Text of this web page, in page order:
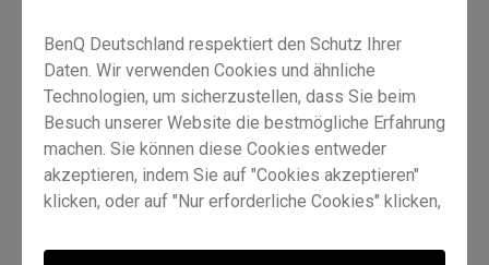
BenQ Deutschland respektiert den Schutz Ihrer
Daten. Wir verwenden Cookies und ähnliche
Technologien, um sicherzustellen, dass Sie beim
Besuch unserer Website die bestmögliche Erfahrung
machen. Sie können diese Cookies entweder
akzeptieren, indem Sie auf "Cookies akzeptieren"
klicken, oder auf "Nur erforderliche Cookies" klicken,
abzulehnen. Sie können Ihre Cookie-Einstellungen
Master RM04 Lehrkraft Ausbilder